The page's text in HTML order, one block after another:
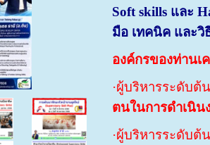
Soft skills และ
มือ เทคนิค และวิ
องค์กรของท่านเ
·ผู้บริหารระดับต้
ตนในการดำเนิน
·ผู้บริหารระดับ